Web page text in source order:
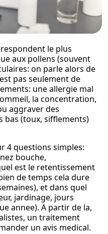
le plus
aux pollens (souvent
on parle alors de
pas seulement de
une allergie mal
la concentration,
aggraver des
bas (toux, sifflements)
4 questions simples:
bouche,
est le retentissement
de temps cela dure
et dans quel
jardinage, jours
annee). A partir de la,
un traitement
un avis medical.